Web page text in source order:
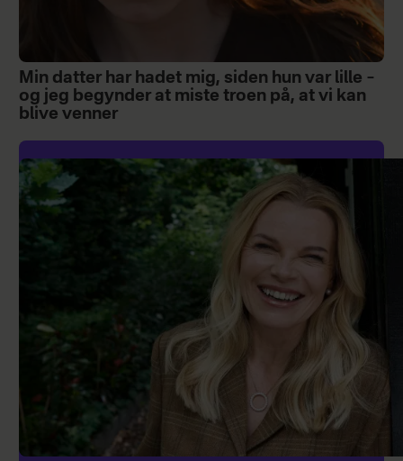
Min datter har hadet mig, siden hun var lille –
og jeg begynder at miste troen på, at vi kan
blive venner